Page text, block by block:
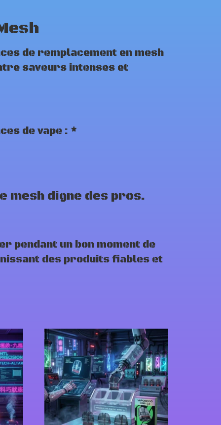
de remplacement en mesh
saveurs intenses et
de vape : *
mesh digne des pros.
pendant un bon moment de
des produits fiables et